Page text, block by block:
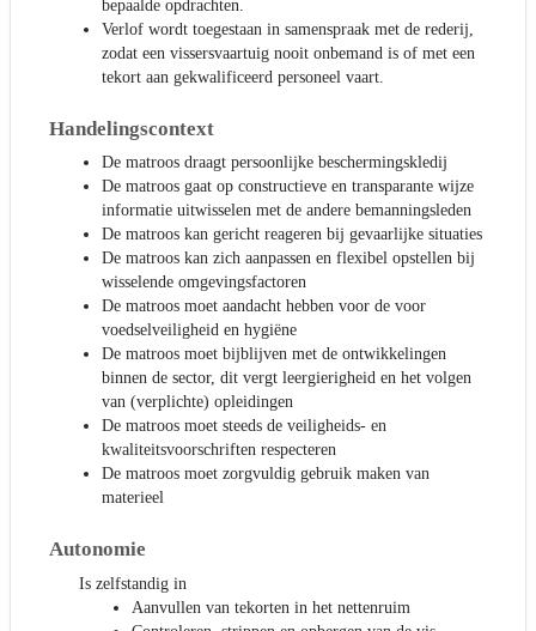
bepaalde opdrachten.
Verlof wordt toegestaan in samenspraak met de rederij,
zodat een vissersvaartuig nooit onbemand is of met een
tekort aan gekwalificeerd personeel vaart.
Handelingscontext
De matroos draagt persoonlijke beschermingskledij
De matroos gaat op constructieve en transparante wijze
informatie uitwisselen met de andere bemanningsleden
De matroos kan gericht reageren bij gevaarlijke situaties
De matroos kan zich aanpassen en flexibel opstellen bij
wisselende omgevingsfactoren
De matroos moet aandacht hebben voor de voor
voedselveiligheid en hygiëne
De matroos moet bijblijven met de ontwikkelingen
binnen de sector, dit vergt leergierigheid en het volgen
van (verplichte) opleidingen
De matroos moet steeds de veiligheids- en
kwaliteitsvoorschriften respecteren
De matroos moet zorgvuldig gebruik maken van
materieel
Autonomie
Is zelfstandig in
Aanvullen van tekorten in het nettenruim